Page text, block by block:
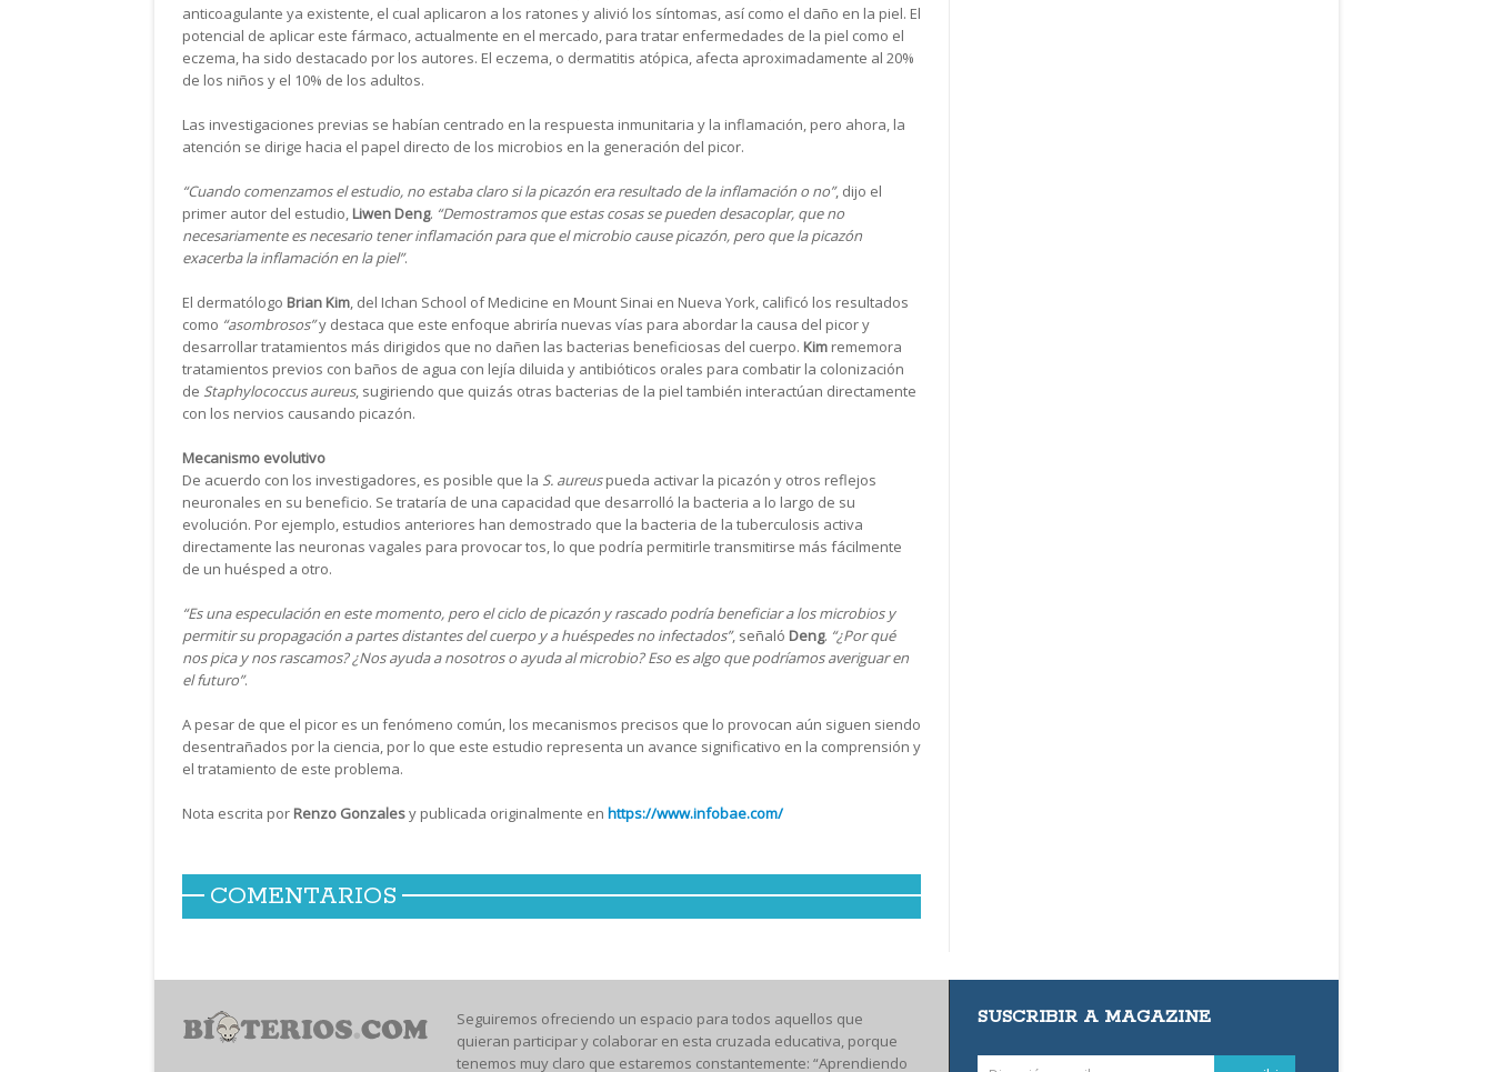
anticoagulante ya existente, el cual aplicaron a los ratones y alivió los síntomas, así como el daño en la piel. El
potencial de aplicar este fármaco, actualmente en el mercado, para tratar enfermedades de la piel como el
eczema, ha sido destacado por los autores. El eczema, o dermatitis atópica, afecta aproximadamente al 20%
de los niños y el 10% de los adultos.
Las investigaciones previas se habían centrado en la respuesta inmunitaria y la inflamación, pero ahora, la
atención se dirige hacia el papel directo de los microbios en la generación del picor.
“Cuando comenzamos el estudio, no estaba claro si la picazón era resultado de la inflamación o no”, dijo el
primer autor del estudio, Liwen Deng. “Demostramos que estas cosas se pueden desacoplar, que no
necesariamente es necesario tener inflamación para que el microbio cause picazón, pero que la picazón
exacerba la inflamación en la piel”.
El dermatólogo Brian Kim, del Ichan School of Medicine en Mount Sinai en Nueva York, calificó los resultados
como “asombrosos”y destaca que este enfoque abriría nuevas vías para abordar la causa del picor y
desarrollar tratamientos más dirigidos que no dañen las bacterias beneficiosas del cuerpo. Kim rememora
tratamientos previos con baños de agua con lejía diluida y antibióticos orales para combatir la colonización
de Staphylococcus aureus, sugiriendo que quizás otras bacterias de la piel también interactúan directamente
con los nervios causando picazón.
Mecanismo evolutivo
De acuerdo con los investigadores, es posible que la S. aureuspueda activar la picazón y otros reflejos
neuronales en su beneficio. Se trataría de una capacidad que desarrolló la bacteria a lo largo de su
evolución. Por ejemplo, estudios anteriores han demostrado que la bacteria de la tuberculosis activa
directamente las neuronas vagales para provocar tos, lo que podría permitirle transmitirse más fácilmente
de un huésped a otro.
“Es una especulación en este momento, pero el ciclo de picazón y rascado podría beneficiar a los microbios y
permitir su propagación a partes distantes del cuerpo y a huéspedes no infectados”, señaló Deng. “¿Por qué
nos pica y nos rascamos? ¿Nos ayuda a nosotros o ayuda al microbio? Eso es algo que podríamos averiguar en
el futuro”.
A pesar de que el picor es un fenómeno común, los mecanismos precisos que lo provocan aún siguen siendo
desentrañados por la ciencia, por lo que este estudio representa un avance significativo en la comprensión y
el tratamiento de este problema.
Nota escrita por Renzo Gonzalesy publicada originalmente en https://www.infobae.com/
COMENTARIOS
Seguiremos ofreciendo un espacio para todos aquellos que
quieran participar y colaborar en esta cruzada educativa, porque
tenemos muy claro que estaremos constantemente: “Aprendiendo
SUSCRIBIR A MAGAZINE